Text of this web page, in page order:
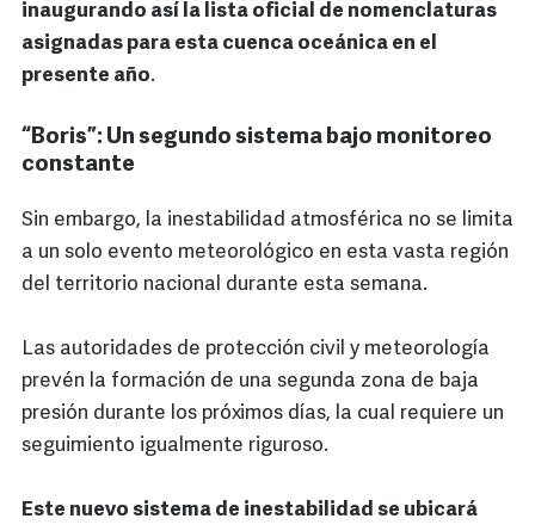
inaugurando así la lista oficial de nomenclaturas
asignadas para esta cuenca oceánica en el
presente año.
“Boris”: Un segundo sistema bajo monitoreo
constante
Sin embargo, la inestabilidad atmosférica no se limita
a un solo evento meteorológico en esta vasta región
del territorio nacional durante esta semana.
Las autoridades de protección civil y meteorología
prevén la formación de una segunda zona de baja
presión durante los próximos días, la cual requiere un
seguimiento igualmente riguroso.
Este nuevo sistema de inestabilidad se ubicará